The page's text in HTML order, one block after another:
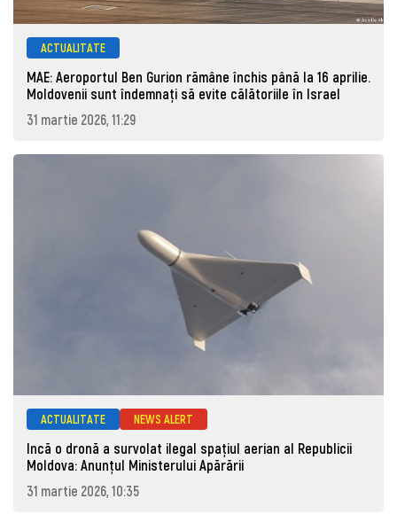
ACTUALITATE
MAE: Aeroportul Ben Gurion rămâne închis până la 16 aprilie.
Moldovenii sunt îndemnați să evite călătoriile în Israel
31 martie 2026, 11:29
ACTUALITATE NEWS ALERT
Incă o dronă a survolat ilegal spațiul aerian al Republicii
Moldova: Anunţul Ministerului Apărării
31 martie 2026, 10:35